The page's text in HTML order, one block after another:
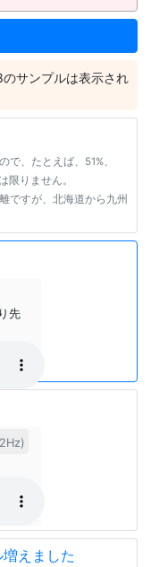
サンプルは表示され
、たとえば、51%、
限りません。
ですが、北海道から九州
先
えました